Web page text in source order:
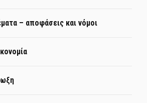
– αποφάσεις και νόμοι